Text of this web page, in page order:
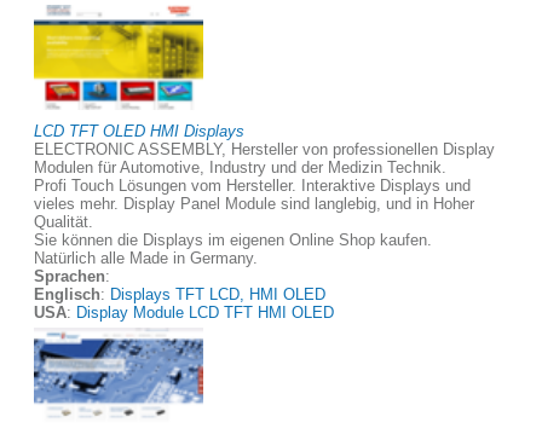
LCD TFT OLED HMI Displays
ELECTRONIC ASSEMBLY, Hersteller von professionellen Display
Modulen für Automotive, Industry und der Medizin Technik.
Profi Touch Lösungen vom Hersteller. Interaktive Displays und
vieles mehr. Display Panel Module sind langlebig, und in Hoher
Qualität.
Sie können die Displays im eigenen Online Shop kaufen.
Natürlich alle Made in Germany.
Sprachen:
Englisch: Displays TFT LCD, HMI OLED
USA: Display Module LCD TFT HMI OLED